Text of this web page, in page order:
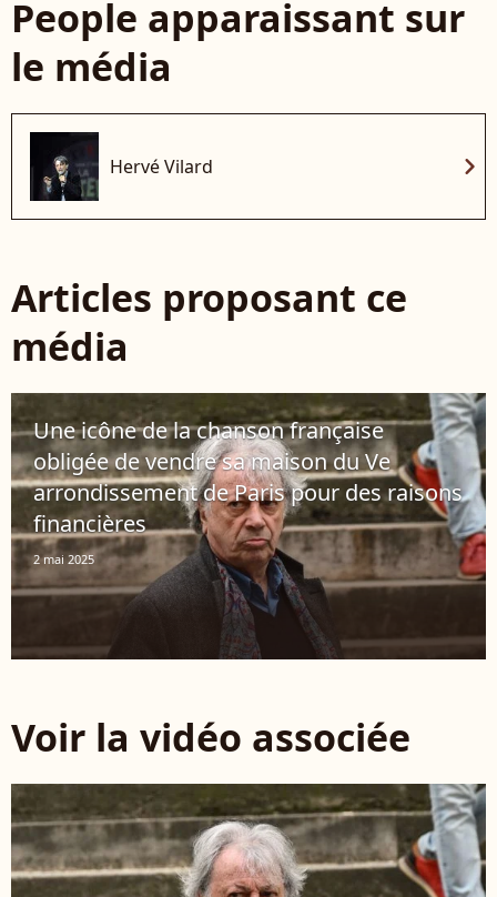
People apparaissant sur
le média
Hervé Vilard chevron_right
Articles proposant ce
média
Une icône de la chanson française
obligée de vendre sa maison du Ve
arrondissement de Paris pour des raisons
financières
2 mai 2025
Voir la vidéo associée